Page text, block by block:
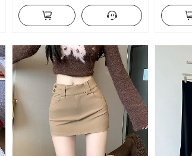
라 티셔츠 몸매 가꾸기 작은 키 트렌디
센스 bf
그 팬츠